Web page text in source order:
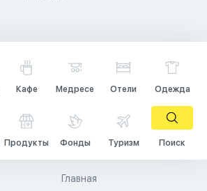
Кафе Медресе Отели Одежда
Продукты Фонды Туризм Поиск
Главная